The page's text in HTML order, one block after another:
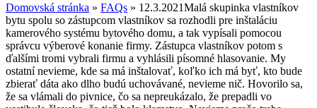
Domovská stránka » FAQs » 12.3.2021Malá skupinka vlastníkov
bytu spolu so zástupcom vlastníkov sa rozhodli pre inštaláciu
kamerového systému bytového domu, a tak vypísali pomocou
správcu výberové konanie firmy. Zástupca vlastníkov potom s
ďalšími tromi vybrali firmu a vyhlásili písomné hlasovanie. My
ostatní nevieme, kde sa má inštalovať, koľko ich má byť, kto bude
zbierať dáta ako dlho budú uchovávané, nevieme nič. Hovorilo sa,
že sa vlámali do pivnice, čo sa nepreukázalo, že prepadli vo